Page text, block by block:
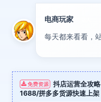
电商玩家
每天都来看看，
免费资源
抖店运营全攻
1688/拼多多货源快速上架